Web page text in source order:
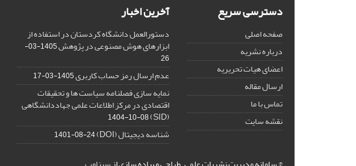
دسترسی سریع
صفحه اصلی
درباره نشریه
اعضای هیات تحریریه
ارسال مقاله
تماس با ما
نقشه سایت
آخرین اخبار
دستورالعمل دانشگاه کردستان در استفاده از
ابزارهای هوش مصنوعی در پژوهش
1405-03-
26
عدم ارسال رمز حساب کاربری1405-03-17
نمایه سازی فصلنامه سیاست ها و تحقیقات
اقتصادی در مرکز اطلاعات علمی جهاددانشگاهی
(SID)
1404-10-08
شناسه دیجیتال (DOI) 1401-08-24